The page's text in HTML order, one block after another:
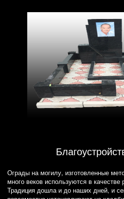
Ограды на могилу, изготовленные
много веков используются в
Традиция дошла и до наших дней, и